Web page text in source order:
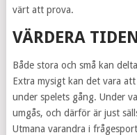
värt att prova.
VÄRDERA
Både stora och små kan
Extra mysigt kan det vara
under spelets gång. Under
umgås, och därför är just
Utmana varandra i